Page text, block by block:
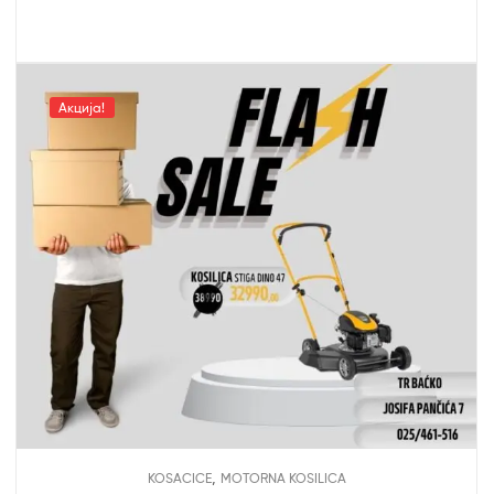
Акција!
KOSACICE, MOTORNA KOSILICA